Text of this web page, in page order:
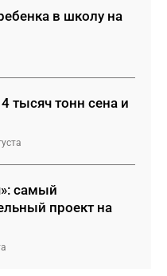
в школу на
тысяч тонн сена и
самый
проект на